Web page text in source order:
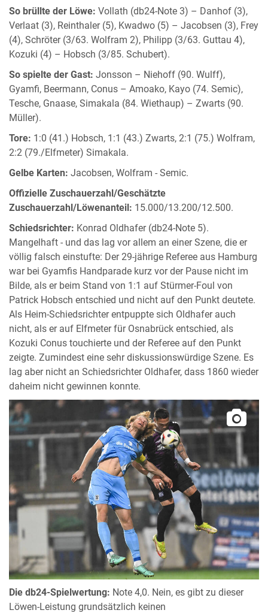
So brüllte der Löwe: Vollath (db24-Note 3) – Danhof (3),
Verlaat (3), Reinthaler (5), Kwadwo (5) – Jacobsen (3), Frey
(4), Schröter (3/63. Wolfram 2), Philipp (3/63. Guttau 4),
Kozuki (4) – Hobsch (3/85. Schubert).
So spielte der Gast: Jonsson – Niehoff (90. Wulff),
Gyamfi, Beermann, Conus – Amoako, Kayo (74. Semic),
Tesche, Gnaase, Simakala (84. Wiethaup) – Zwarts (90.
Müller).
Tore: 1:0 (41.) Hobsch, 1:1 (43.) Zwarts, 2:1 (75.) Wolfram,
2:2 (79./Elfmeter) Simakala.
Gelbe Karten: Jacobsen, Wolfram - Semic.
Offizielle Zuschauerzahl/Geschätzte
Zuschauerzahl/Löwenanteil: 15.000/13.200/12.500.
Schiedsrichter: Konrad Oldhafer (db24-Note 5).
Mangelhaft - und das lag vor allem an einer Szene, die er
völlig falsch einstufte: Der 29-jährige Referee aus Hamburg
war bei Gyamfis Handparade kurz vor der Pause nicht im
Bilde, als er beim Stand von 1:1 auf Stürmer-Foul von
Patrick Hobsch entschied und nicht auf den Punkt deutete.
Als Heim-Schiedsrichter entpuppte sich Oldhafer auch
nicht, als er auf Elfmeter für Osnabrück entschied, als
Kozuki Conus touchierte und der Referee auf den Punkt
zeigte. Zumindest eine sehr diskussionswürdige Szene. Es
lag aber nicht an Schiedsrichter Oldhafer, dass 1860 wieder
daheim nicht gewinnen konnte.
Die db24-Spielwertung: Note 4,0. Nein, es gibt zu dieser
Löwen-Leistung grundsätzlich keinen